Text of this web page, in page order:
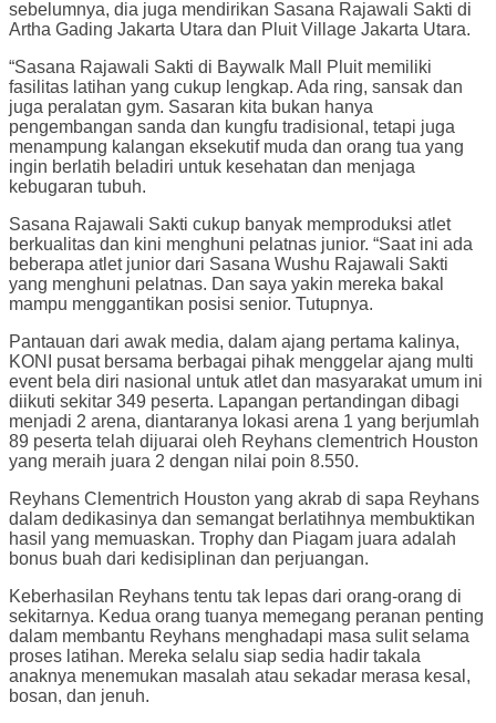
sebelumnya, dia juga mendirikan Sasana Rajawali Sakti di
Artha Gading Jakarta Utara dan Pluit Village Jakarta Utara.
“Sasana Rajawali Sakti di Baywalk Mall Pluit memiliki
fasilitas latihan yang cukup lengkap. Ada ring, sansak dan
juga peralatan gym. Sasaran kita bukan hanya
pengembangan sanda dan kungfu tradisional, tetapi juga
menampung kalangan eksekutif muda dan orang tua yang
ingin berlatih beladiri untuk kesehatan dan menjaga
kebugaran tubuh.
Sasana Rajawali Sakti cukup banyak memproduksi atlet
berkualitas dan kini menghuni pelatnas junior. “Saat ini ada
beberapa atlet junior dari Sasana Wushu Rajawali Sakti
yang menghuni pelatnas. Dan saya yakin mereka bakal
mampu menggantikan posisi senior. Tutupnya.
Pantauan dari awak media, dalam ajang pertama kalinya,
KONI pusat bersama berbagai pihak menggelar ajang multi
event bela diri nasional untuk atlet dan masyarakat umum ini
diikuti sekitar 349 peserta. Lapangan pertandingan dibagi
menjadi 2 arena, diantaranya lokasi arena 1 yang berjumlah
89 peserta telah dijuarai oleh Reyhans clementrich Houston
yang meraih juara 2 dengan nilai poin 8.550.
Reyhans Clementrich Houston yang akrab di sapa Reyhans
dalam dedikasinya dan semangat berlatihnya membuktikan
hasil yang memuaskan. Trophy dan Piagam juara adalah
bonus buah dari kedisiplinan dan perjuangan.
Keberhasilan Reyhans tentu tak lepas dari orang-orang di
sekitarnya. Kedua orang tuanya memegang peranan penting
dalam membantu Reyhans menghadapi masa sulit selama
proses latihan. Mereka selalu siap sedia hadir takala
anaknya menemukan masalah atau sekadar merasa kesal,
bosan, dan jenuh.